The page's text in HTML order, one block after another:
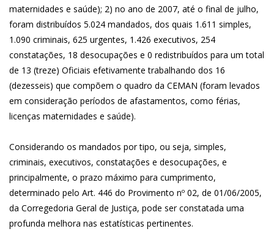
maternidades e saúde); 2) no ano de 2007, até o final de julho,
foram distribuídos 5.024 mandados, dos quais 1.611 simples,
1.090 criminais, 625 urgentes, 1.426 executivos, 254
constatações, 18 desocupações e 0 redistribuídos para um total
de 13 (treze) Oficiais efetivamente trabalhando dos 16
(dezesseis) que compõem o quadro da CEMAN (foram levados
em consideração períodos de afastamentos, como férias,
licenças maternidades e saúde).
Considerando os mandados por tipo, ou seja, simples,
criminais, executivos, constatações e desocupações, e
principalmente, o prazo máximo para cumprimento,
determinado pelo Art. 446 do Provimento nº 02, de 01/06/2005,
da Corregedoria Geral de Justiça, pode ser constatada uma
profunda melhora nas estatísticas pertinentes.